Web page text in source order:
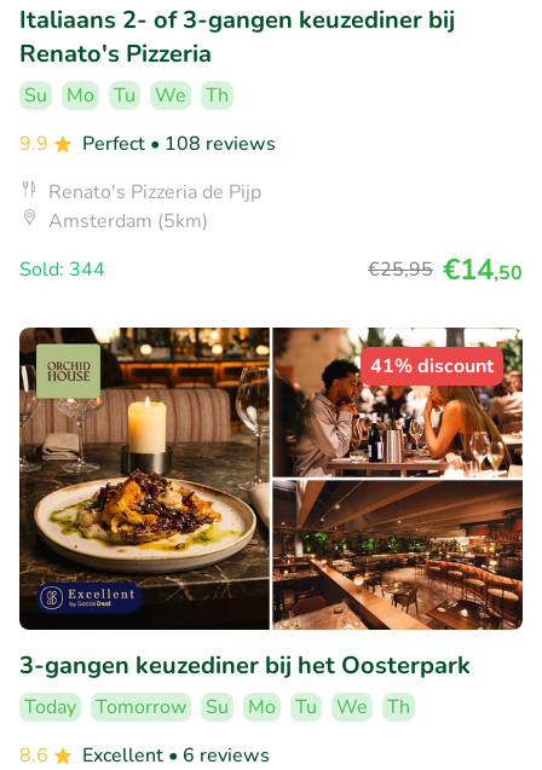
Italiaans 2- of 3-gangen keuzediner bij
Renato's Pizzeria
Su Mo Tu We
Th
9.9
Perfect • 108 reviews
Renato's Pizzeria de Pijp
Amsterdam (5km)
Sold: 344
€25,95 €14,50
41% discount
3-gangen keuzediner bij het Oosterpark
Today Tomorrow Su Mo Tu We
Th
8.6
Excellent • 6 reviews